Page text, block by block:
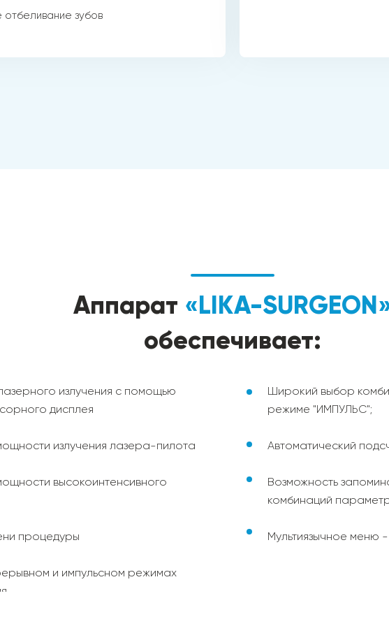
зубов
Аппарат «LIKA-
обеспечивает:
излучения с помощью
дисплея
излучения лазера-пилота
высокоинтенсивного
процедуры
и импульсном режимах
Широкий выбор
режиме "ИМПУЛЬС";
Автоматический
Возможность
комбинаций
Мультиязычное меню -